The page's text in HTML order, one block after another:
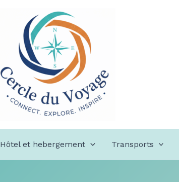
Hôtel et hebergement Transports